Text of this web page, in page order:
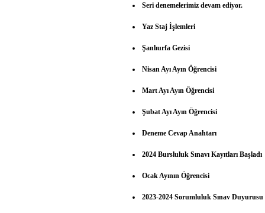
Seri denemelerimiz devam ediyor.
Yaz Staj İşlemleri
Şanlıurfa Gezisi
Nisan Ayı Ayın Öğrencisi
Mart Ayı Ayın Öğrencisi
Şubat Ayı Ayın Öğrencisi
Deneme Cevap Anahtarı
2024 Bursluluk Sınavı Kayıtları Başladı
Ocak Ayının Öğrencisi
2023-2024 Sorumluluk Sınav Duyurusu